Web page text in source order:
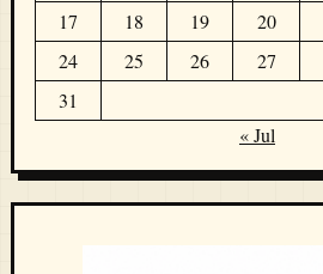
17
18 19 20
24
25 26 27
31
« Jul